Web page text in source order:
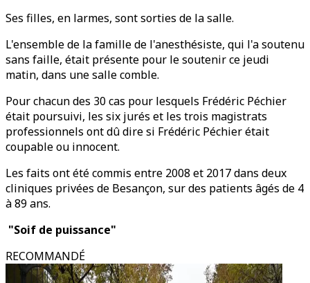
Ses filles, en larmes, sont sorties de la salle.
L'ensemble de la famille de l'anesthésiste, qui l'a soutenu
sans faille, était présente pour le soutenir ce jeudi
matin, dans une salle comble.
Pour chacun des 30 cas pour lesquels Frédéric Péchier
était poursuivi, les six jurés et les trois magistrats
professionnels ont dû dire si Frédéric Péchier était
coupable ou innocent.
Les faits ont été commis entre 2008 et 2017 dans deux
cliniques privées de Besançon, sur des patients âgés de 4
à 89 ans.
"Soif de puissance"
RECOMMANDÉ